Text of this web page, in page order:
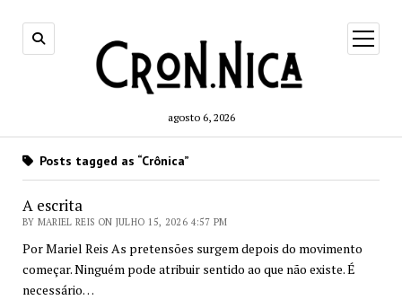
agosto 6, 2026
open
menu
Posts tagged as “Crônica”
A escrita
BY MARIEL REIS ON JULHO 15, 2026 4:57 PM
Por Mariel Reis As pretensões surgem depois do movimento
começar. Ninguém pode atribuir sentido ao que não existe. É
necessário…